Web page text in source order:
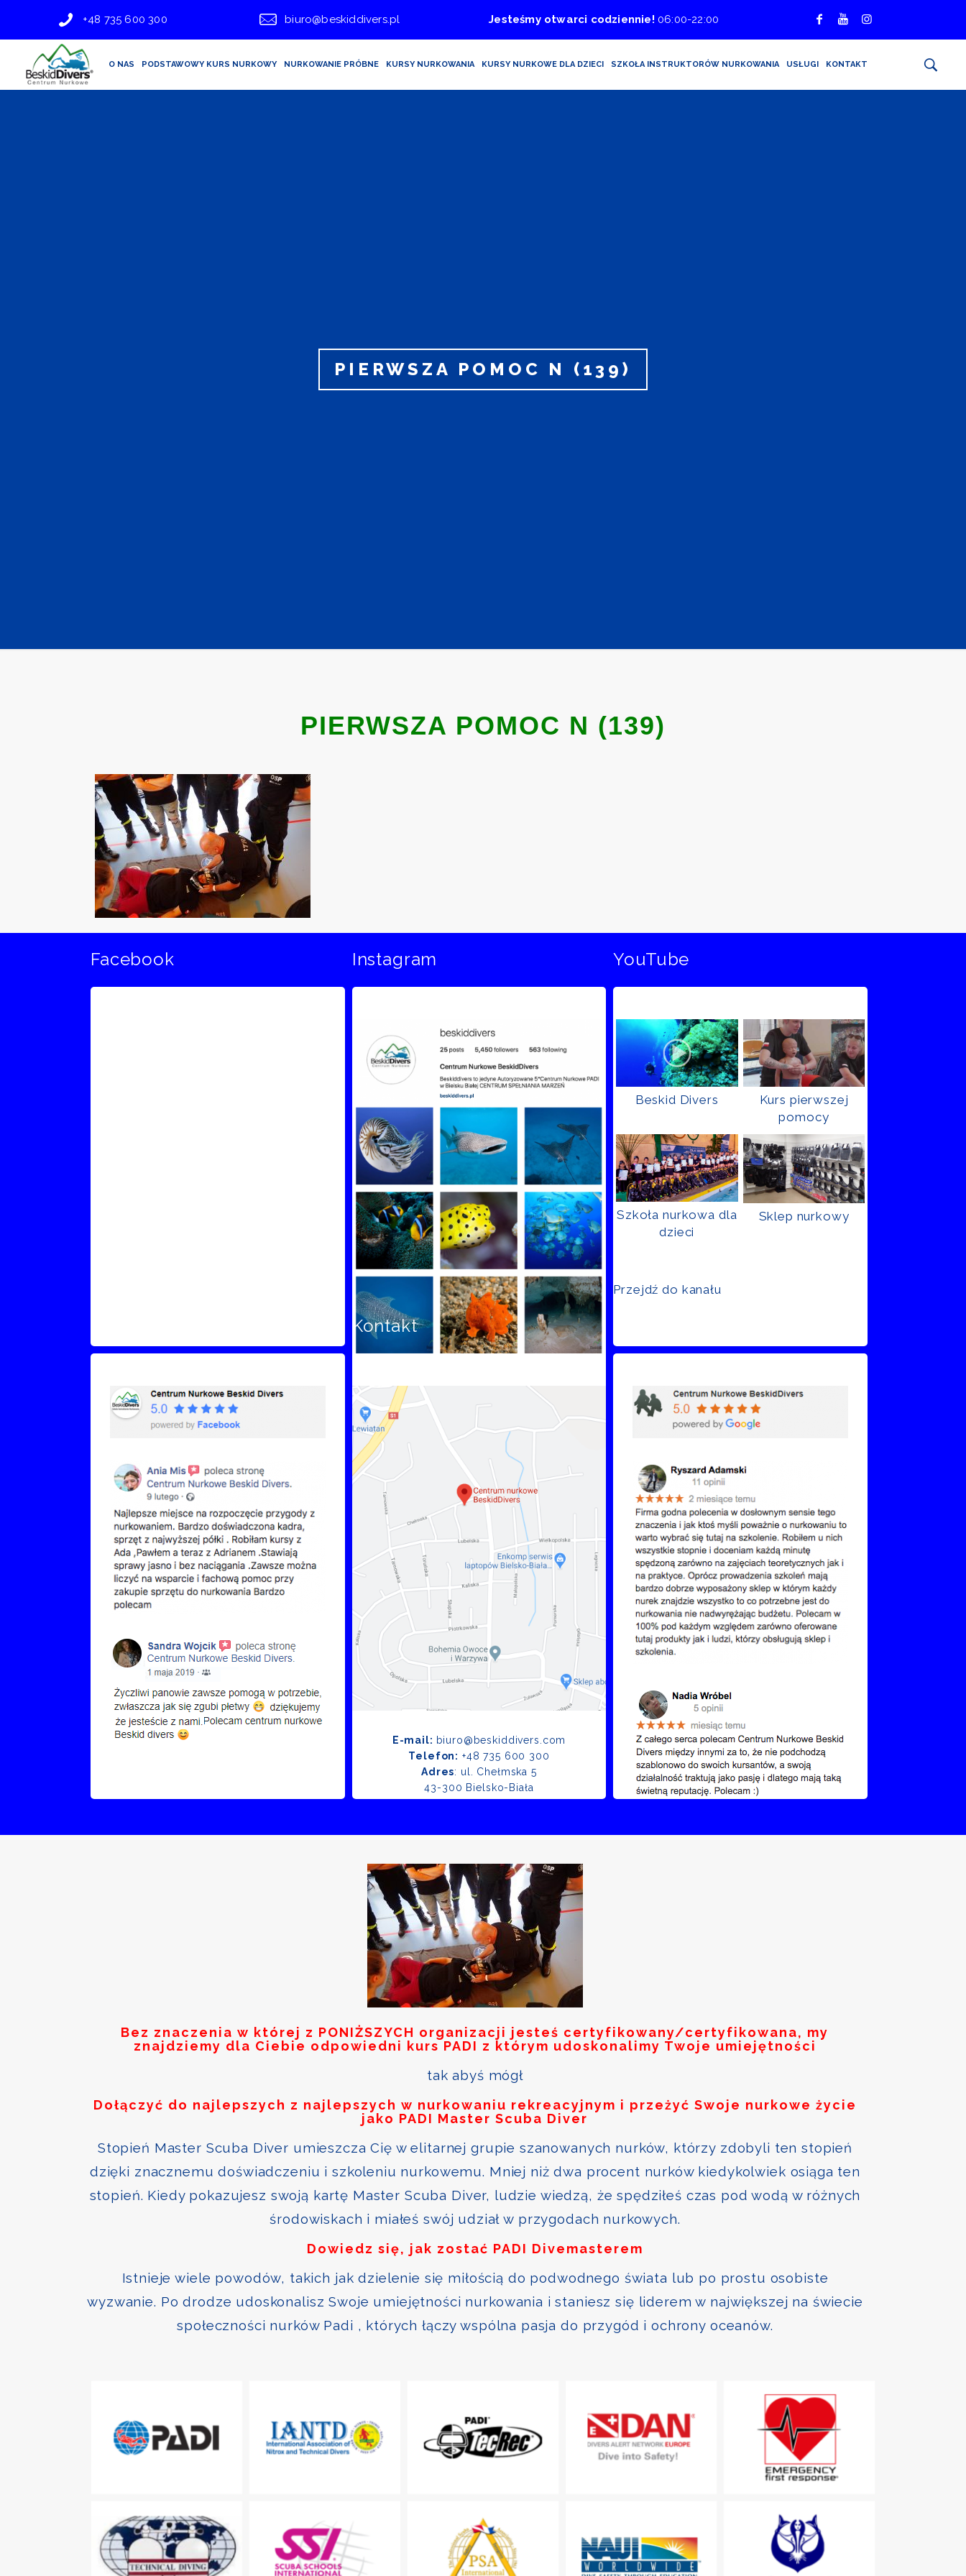
+48 735 600 300 biuro@beskiddivers.pl Jesteśmy otwarci codziennie! 06:00-22:00
O NAS PODSTAWOWY KURS NURKOWY NURKOWANIE PRÓBNE KURSY NURKOWANIA KURSY NURKOWE DLA DZIECI SZKOŁA INSTRUKTORÓW NURKOWANIA USŁUGI KONTAKT
PIERWSZA POMOC N (139)
PIERWSZA POMOC N (139)
Facebook Instagram YouTube
Beskid Divers
Kurs pierwszej
pomocy
Szkoła nurkowa dla
dzieci
Sklep nurkowy
Przejdź do kanału
Kontakt
E-mail: biuro@beskiddivers.com
Telefon: +48 735 600 300
Adres: ul. Chełmska 5
43-300 Bielsko-Biała
Bez znaczenia w której z PONIŻSZYCH organizacji jesteś certyfikowany/certyfikowana, my
znajdziemy dla Ciebie odpowiedni kurs PADI z którym udoskonalimy Twoje umiejętności
tak abyś mógł
Dołączyć do najlepszych z najlepszych w nurkowaniu rekreacyjnym i przeżyć Swoje nurkowe życie
jako PADI Master Scuba Diver
Stopień Master Scuba Diver umieszcza Cię w elitarnej grupie szanowanych nurków, którzy zdobyli ten stopień
dzięki znacznemu doświadczeniu i szkoleniu nurkowemu. Mniej niż dwa procent nurków kiedykolwiek osiąga ten
stopień. Kiedy pokazujesz swoją kartę Master Scuba Diver, ludzie wiedzą, że spędziłeś czas pod wodą w różnych
środowiskach i miałeś swój udział w przygodach nurkowych.
Dowiedz się, jak zostać PADI Divemasterem
Istnieje wiele powodów, takich jak dzielenie się miłością do podwodnego świata lub po prostu osobiste
wyzwanie. Po drodze udoskonalisz Swoje umiejętności nurkowania i staniesz się liderem w największej na świecie
społeczności nurków Padi , których łączy wspólna pasja do przygód i ochrony oceanów.